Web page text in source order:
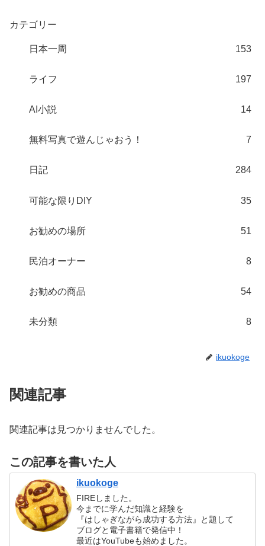
カテゴリー
日本一周 153
ライフ 197
AI小説 14
無料写真で遊んじゃおう！ 7
日記 284
可能な限りDIY 35
お勧めの場所 51
民泊オーナー 8
お勧めの商品 54
未分類 8
ikuokoge
関連記事
関連記事は見つかりませんでした。
この記事を書いた人
ikuokoge
FIREしました。
今までに学んだ知識と経験を
『はしゃぎながら成功する方法』と題して
ブログと電子書籍で発信中！
最近はYouTubeも始めました。